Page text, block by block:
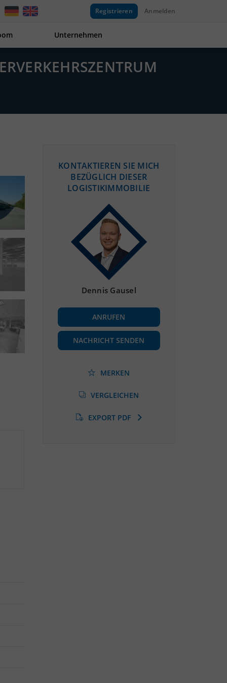
Registrieren Anmelden
Unternehmen
KONTAKTIEREN SIE MICH
BEZÜGLICH DIESER
LOGISTIKIMMOBILIE
Dennis Gausel
ANRUFEN
NACHRICHT SENDEN
MERKEN
VERGLEICHEN
EXPORT PDF